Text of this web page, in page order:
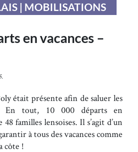
| MOBILISATIONS
en vacances –
était présente afin de saluer les
En tout, 10 000 départs en
48 familles lensoises. Il s’agit d’un
à tous des vacances comme
côte !